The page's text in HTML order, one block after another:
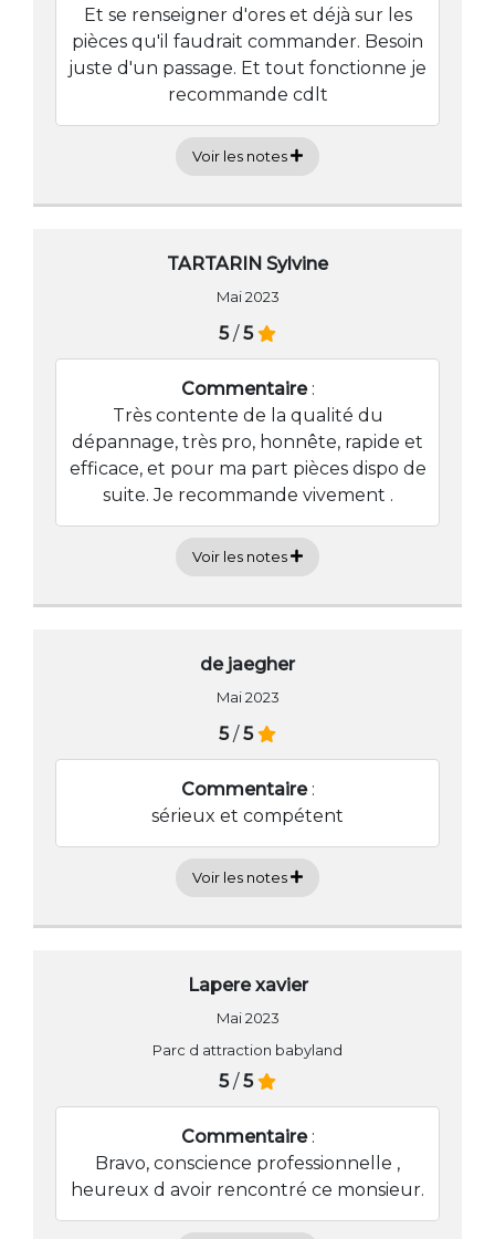
Et se renseigner d'ores et déjà sur les
pièces qu'il faudrait commander. Besoin
juste d'un passage. Et tout fonctionne je
recommande cdlt
Voir les notes
TARTARIN Sylvine
Mai 2023
5/5
Commentaire:
Très contente de la qualité du
dépannage, très pro, honnête, rapide et
efficace, et pour ma part pièces dispo de
suite. Je recommande vivement .
Voir les notes
de jaegher
Mai 2023
5/5
Commentaire:
sérieux et compétent
Voir les notes
Lapere xavier
Mai 2023
Parc d attraction babyland
5/5
Commentaire:
Bravo, conscience professionnelle ,
heureux d avoir rencontré ce monsieur.